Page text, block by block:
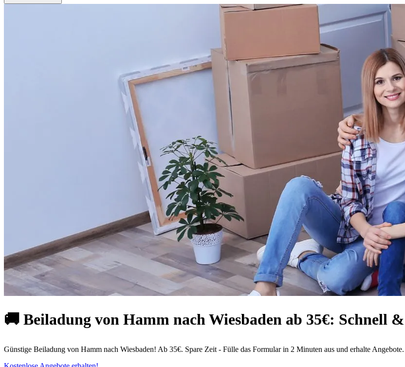
🚚 Beiladung von Hamm nach Wiesbaden ab 35€: Schnell
Günstige Beiladung von Hamm nach Wiesbaden! Ab 35€. Spare Zeit - Fülle das Formular in 2 Minuten aus und erhalte